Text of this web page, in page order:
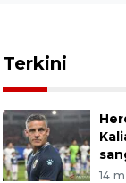
Terkini
14